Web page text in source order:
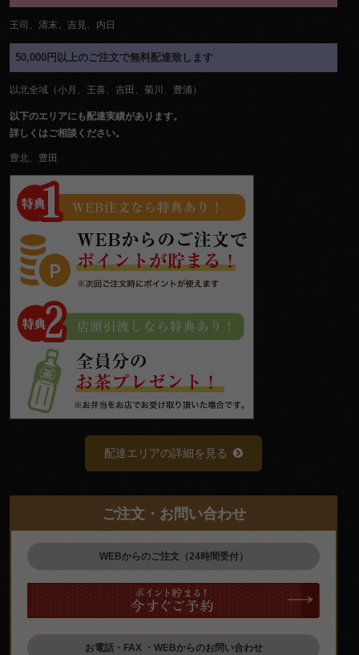
王司、清末、吉見、内日
50,000円以上のご注文で無料配達致します
以北全域（小月、王喜、吉田、菊川、豊浦）
以下のエリアにも配達実績があります。
詳しくはご相談ください。
豊北、豊田
配達エリアの詳細を見る
ご注文・お問い合わせ
WEBからのご注文（24時間受付）
お電話・FAX ・WEBからのお問い合わせ